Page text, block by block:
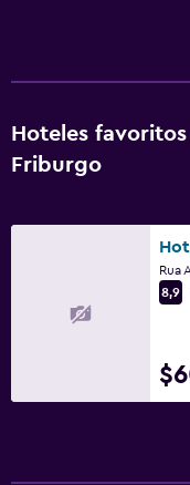
Hoteles
Friburgo
8,9